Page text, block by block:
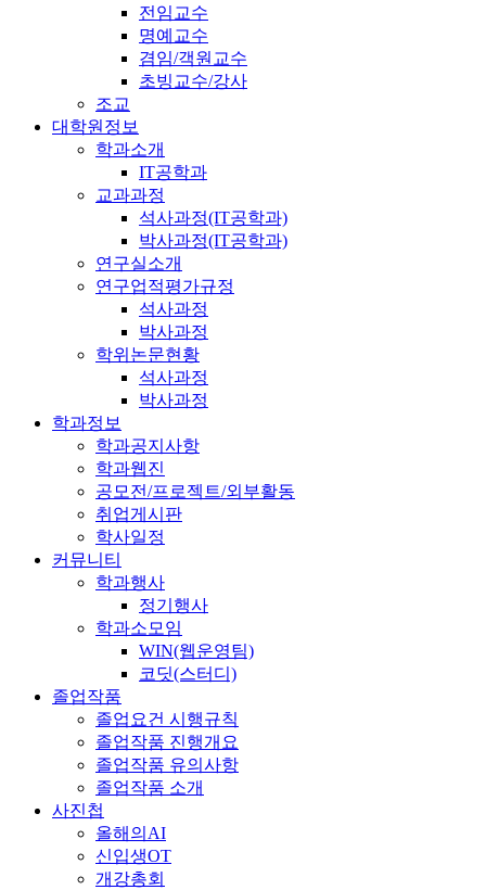
전임교수
명예교수
겸임/객원교수
초빙교수/강사
조교
대학원정보
학과소개
IT공학과
교과과정
석사과정(IT공학과)
박사과정(IT공학과)
연구실소개
연구업적평가규정
석사과정
박사과정
학위논문현황
석사과정
박사과정
학과정보
학과공지사항
학과웹진
공모전/프로젝트/외부활동
취업게시판
학사일정
커뮤니티
학과행사
정기행사
학과소모임
WIN(웹운영팀)
코딧(스터디)
졸업작품
졸업요건 시행규칙
졸업작품 진행개요
졸업작품 유의사항
졸업작품 소개
사진첩
올해의AI
신입생OT
개강총회